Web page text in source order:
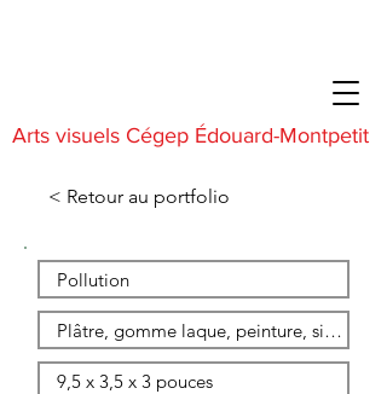
Arts visuels Cégep Édouard-Montpetit
< Retour au portfolio